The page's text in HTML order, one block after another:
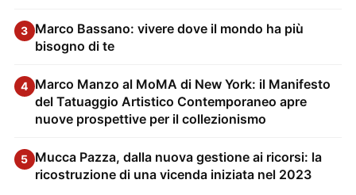
3 Marco Bassano: vivere dove il mondo ha più
bisogno di te
4 Marco Manzo al MoMA di New York: il Manifesto
del Tatuaggio Artistico Contemporaneo apre
nuove prospettive per il collezionismo
5 Mucca Pazza, dalla nuova gestione ai ricorsi: la
ricostruzione di una vicenda iniziata nel 2023